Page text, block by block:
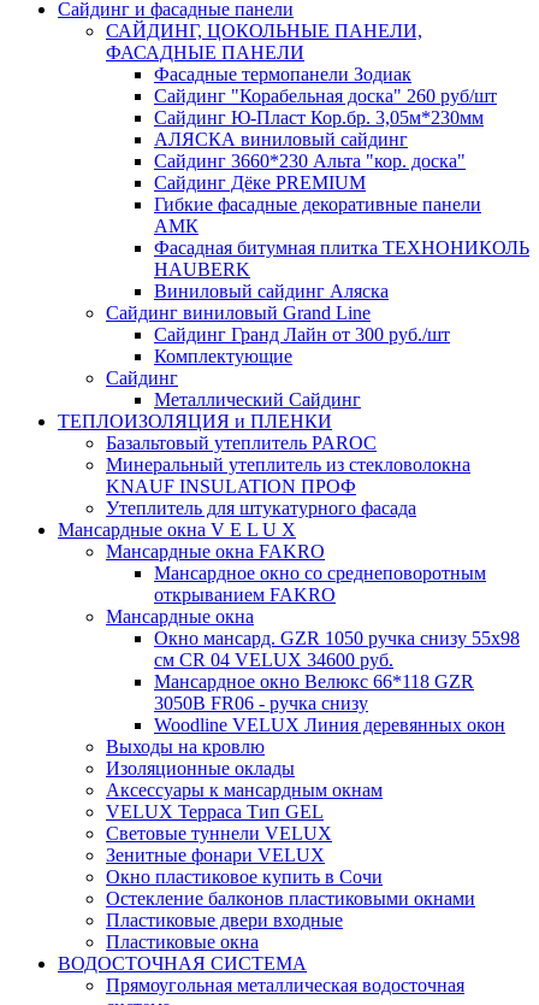
Сайдинг и фасадные панели
САЙДИНГ, ЦОКОЛЬНЫЕ ПАНЕЛИ,
ФАСАДНЫЕ ПАНЕЛИ
Фасадные термопанели Зодиак
Сайдинг "Корабельная доска" 260 руб/шт
Сайдинг Ю-Пласт Кор.бр. 3,05м*230мм
АЛЯСКА виниловый сайдинг
Сайдинг 3660*230 Альта "кор. доска"
Сайдинг Дёке PREMIUM
Гибкие фасадные декоративные панели
АМК
Фасадная битумная плитка ТЕХНОНИКОЛЬ
HAUBERK
Виниловый сайдинг Аляска
Сайдинг виниловый Grand Line
Сайдинг Гранд Лайн от 300 руб./шт
Комплектующие
Сайдинг
Металлический Сайдинг
ТЕПЛОИЗОЛЯЦИЯ и ПЛЕНКИ
Базальтовый утеплитель PAROC
Минеральный утеплитель из стекловолокна
KNAUF INSULATION ПРОФ
Утеплитель для штукатурного фасада
Мансардные окна V E L U X
Мансардные окна FAKRO
Мансардное окно со среднеповоротным
открыванием FAKRO
Мансардные окна
Окно мансард. GZR 1050 ручка снизу 55х98
см CR 04 VELUX 34600 руб.
Мансардное окно Велюкс 66*118 GZR
3050B FR06 - ручка снизу
Woodline VELUX Линия деревянных окон
Выходы на кровлю
Изоляционные оклады
Аксессуары к мансардным окнам
VELUX Терраса Тип GEL
Световые туннели VELUX
Зенитные фонари VELUX
Окно пластиковое купить в Сочи
Остекление балконов пластиковыми окнами
Пластиковые двери входные
Пластиковые окна
ВОДОСТОЧНАЯ СИСТЕМА
Прямоугольная металлическая водосточная